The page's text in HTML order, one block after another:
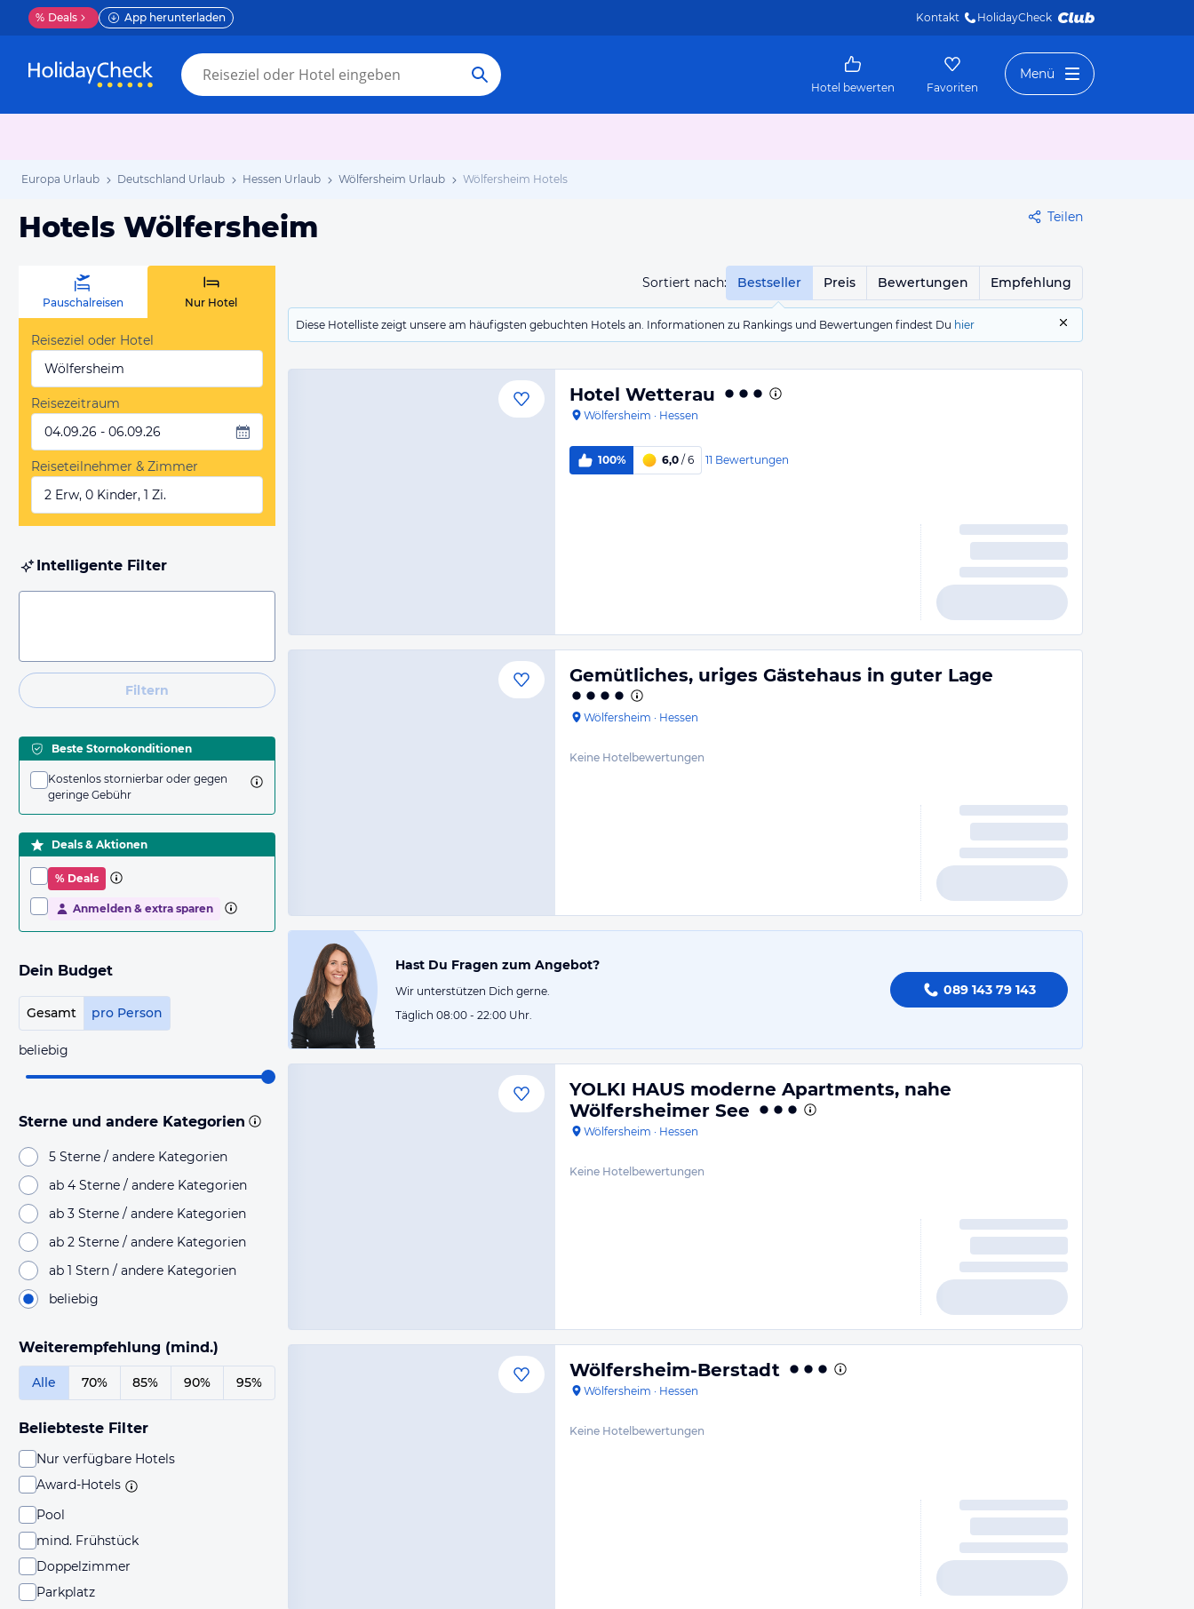
% Deals App herunterladen Kontakt HolidayCheck
Hotel bewerten Favoriten
Menü
Europa Urlaub Deutschland Urlaub Hessen Urlaub Wölfersheim Urlaub Wölfersheim Hotels
Hotels Wölfersheim Teilen
Sortiert nach: Bestseller Preis Bewertungen Empfehlung
Diese Hotelliste zeigt unsere am häufigsten gebuchten Hotels an. Informationen zu Rankings und Bewertungen findest Du hier
Pauschalreisen Nur Hotel
Reiseziel oder Hotel
Wölfersheim
Reisezeitraum
04.09.26 - 06.09.26
Reiseteilnehmer & Zimmer
2 Erw, 0 Kinder, 1 Zi.
Intelligente Filter
Filtern
Beste Stornokonditionen
Kostenlos stornierbar oder gegen
geringe Gebühr
Deals & Aktionen
% Deals
Anmelden & extra sparen
Dein Budget
Gesamt pro Person
beliebig
Sterne und andere Kategorien
5 Sterne / andere Kategorien
ab 4 Sterne / andere Kategorien
ab 3 Sterne / andere Kategorien
ab 2 Sterne / andere Kategorien
ab 1 Stern / andere Kategorien
beliebig
Weiterempfehlung (mind.)
Alle 70% 85% 90% 95%
Beliebteste Filter
Nur verfügbare Hotels
Award-Hotels
Pool
mind. Frühstück
Doppelzimmer
Parkplatz
Hotel Wetterau
Wölfersheim · Hessen
100% 6,0 / 6 11 Bewertungen
Gemütliches, uriges Gästehaus in guter Lage
Wölfersheim · Hessen
Keine Hotelbewertungen
Hast Du Fragen zum Angebot?
Wir unterstützen Dich gerne.
Täglich 08:00 - 22:00 Uhr.
089 143 79 143
YOLKI HAUS moderne Apartments, nahe
Wölfersheimer See
Wölfersheim · Hessen
Keine Hotelbewertungen
Wölfersheim-Berstadt
Wölfersheim · Hessen
Keine Hotelbewertungen